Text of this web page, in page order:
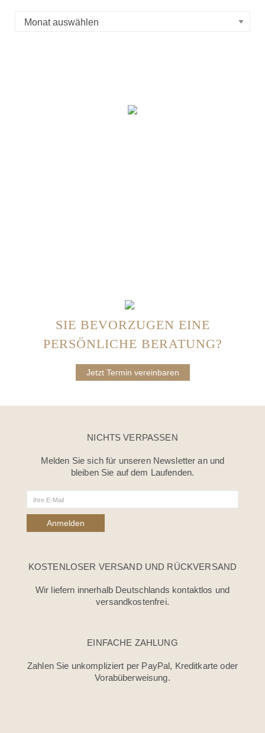
SIE BEVORZUGEN EINE
PERSÖNLICHE BERATUNG?
Jetzt Termin vereinbaren
NICHTS VERPASSEN
Melden Sie sich für unseren Newsletter an und
bleiben Sie auf dem Laufenden.
KOSTENLOSER VERSAND UND RÜCKVERSAND
Wir liefern innerhalb Deutschlands kontaktlos und
versandkostenfrei.
EINFACHE ZAHLUNG
Zahlen Sie unkompliziert per PayPal, Kreditkarte oder
Vorabüberweisung.